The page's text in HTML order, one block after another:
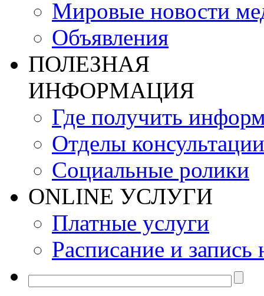
Мировые новости
Объявления
ПОЛЕЗНАЯ
ИНФОРМАЦИЯ
Где получить
Отделы консультации
Социальные ролики
ONLINE УСЛУГИ
Платные услуги
Расписание и запись